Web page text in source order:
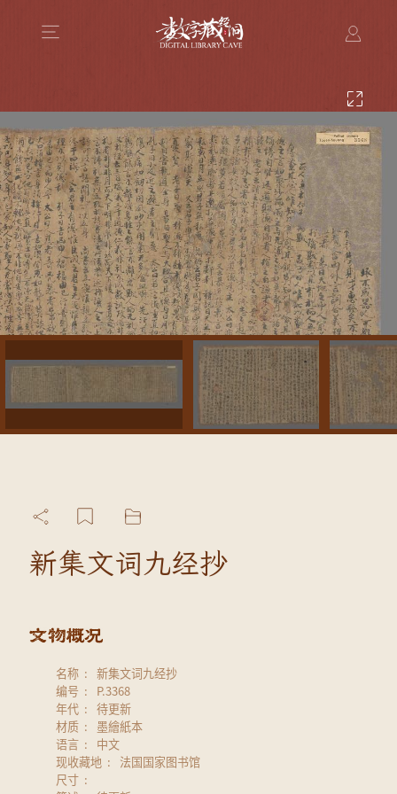
新集文词九经抄
名称
新集文词九经抄
编号
P.3368
年代
待更新
材质
墨繪紙本
语言
中文
现收藏地
法国国家图书馆
尺寸